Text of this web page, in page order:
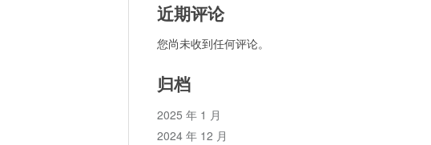
近期评论
您尚未收到任何评论。
归档
2025 年 1 月
2024 年 12 月